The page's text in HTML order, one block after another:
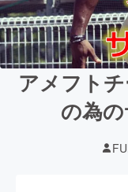
アメフト
の為